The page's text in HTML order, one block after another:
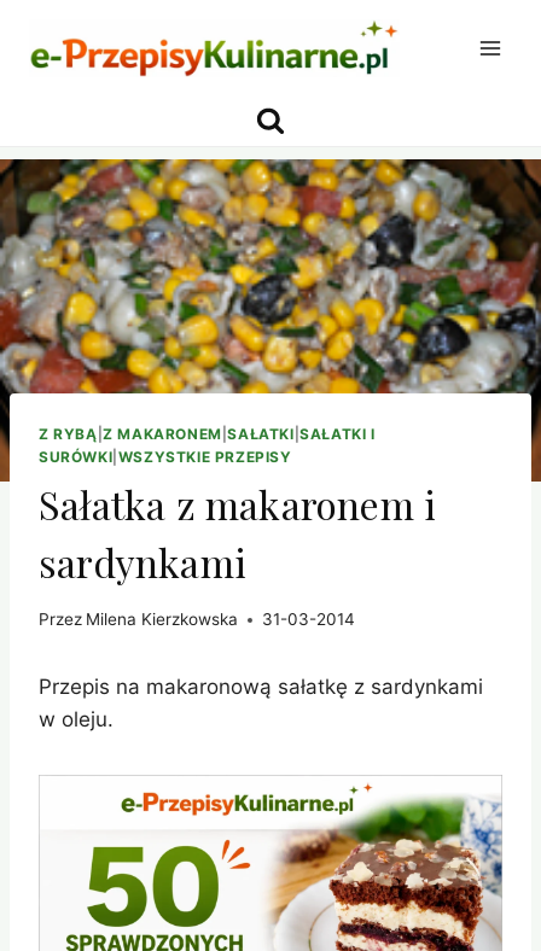
Z RYBĄ |Z MAKARONEM |SAŁATKI |SAŁATKI I
SURÓWKI WSZYSTKIE PRZEPISY
Sałatka z makaronem i
sardynkami
Przez Milena Kierzkowska 31-03-2014
Przepis na makaronową sałatkę z sardynkami
w oleju.